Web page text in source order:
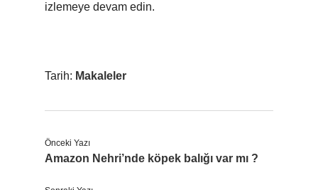
izlemeye devam edin.
Tarih: Makaleler
Önceki Yazı
Amazon Nehri’nde köpek balığı var mı ?